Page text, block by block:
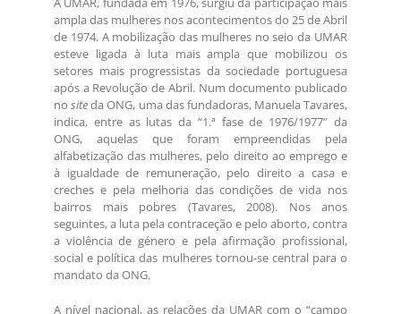
ampla das mulheres nos acontecimentos do 25 de Abril
de 1974. A mobilização das mulheres no seio da UMAR
esteve ligada à luta mais ampla que mobilizou os
setores mais progressistas da sociedade portuguesa
após a Revolução de Abril. Num documento publicado
nositeda ONG, uma das fundadoras, Manuela Tavares,
indica, entre as lutas da “1.ª fase de 1976/1977” da
ONG, aquelas que foram empreendidas pela
alfabetização das mulheres, pelo direito ao emprego e
à igualdade de remuneração, pelo direito a casa e
creches e pela melhoria das condições de vida nos
bairros mais pobres (Tavares, 2008). Nos anos
seguintes, a luta pela contraceção e pelo aborto, contra
a violência de género e pela afirmação profissional,
social e política das mulheres tornou-se central para o
mandato da ONG.
A nível nacional, as relações da UMAR com o “campo